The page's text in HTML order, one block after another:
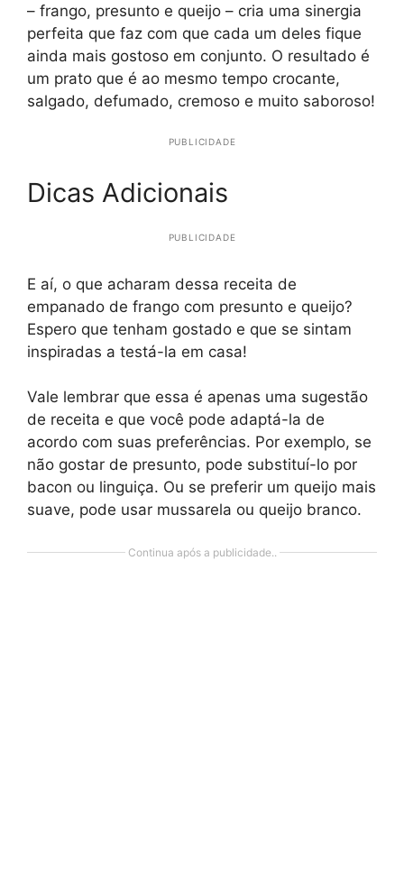
– frango, presunto e queijo – cria uma sinergia
perfeita que faz com que cada um deles fique
ainda mais gostoso em conjunto. O resultado é
um prato que é ao mesmo tempo crocante,
salgado, defumado, cremoso e muito saboroso!
PUBLICIDADE
Dicas Adicionais
PUBLICIDADE
E aí, o que acharam dessa receita de
empanado de frango com presunto e queijo?
Espero que tenham gostado e que se sintam
inspiradas a testá-la em casa!
Vale lembrar que essa é apenas uma sugestão
de receita e que você pode adaptá-la de
acordo com suas preferências. Por exemplo, se
não gostar de presunto, pode substituí-lo por
bacon ou linguiça. Ou se preferir um queijo mais
suave, pode usar mussarela ou queijo branco.
Continua após a publicidade..